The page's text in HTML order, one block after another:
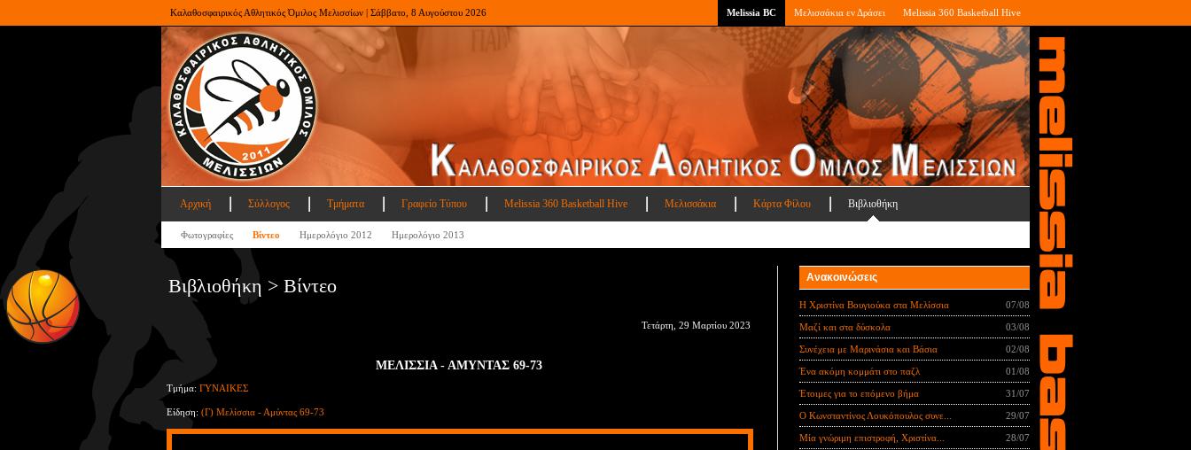
Καλαθοσφαιρικός Αθλητικός Όμιλος Μελισσίων | Σάββατο, 8 Αυγούστου 2026 Melissia BC Μελισσάκια εν Δράσει Melissia 360 Basketball Hive
Αρχική Σύλλογος Τμήματα Γραφείο Τύπου Melissia 360 Basketball Hive Μελισσάκια Κάρτα Φίλου Βιβλιοθήκη
Φωτογραφίες Βίντεο Ημερολόγιο 2012 Ημερολόγιο 2013
Βιβλιοθήκη > Βίντεο
Τετάρτη, 29 Μαρτίου 2023
ΜΕΛΙΣΣΙΑ - ΑΜΥΝΤΑΣ 69-73
Τμήμα: ΓΥΝΑΙΚΕΣ
Είδηση: (Γ) Μελίσσια - Αμύντας 69-73
Ανακοινώσεις
Η Χριστίνα Βουγιούκα στα Μελίσσια 07/08
Μαζί και στα δύσκολα 03/08
Συνέχεια με Μαρινάσια και Βάσια 02/08
Ένα ακόμη κομμάτι στο παζλ 01/08
Έτοιμες για το επόμενο βήμα 31/07
Ο Κωνσταντίνος Λουκόπουλος συνε... 29/07
Μία γνώριμη επιστροφή, Χριστίνα... 28/07